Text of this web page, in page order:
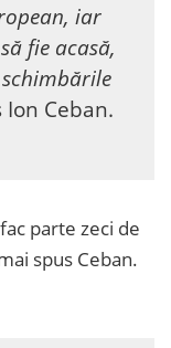
iar
fie acasă,
Ion Ceban.
parte zeci de
spus Ceban.